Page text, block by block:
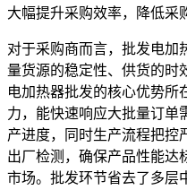
大幅提升采购效率，降低采
对于采购商而言，批发电加
量货源的稳定性、供货的时
电加热器批发的核心优势所
力，能快速响应大批量订单
产进度，同时生产流程把控
出厂检测，确保产品性能达
市场。批发环节省去了多层